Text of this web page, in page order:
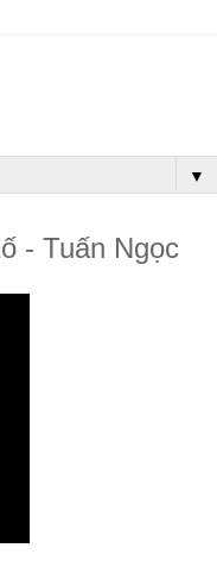
▼
- Tuấn Ngọc